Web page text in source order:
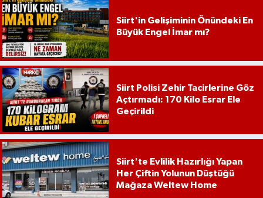
Siirt'in Gelişiminin Önündeki En
Büyük Engel İmar mı?
Siirt Polisi Zehir Tacirlerine Göz
Açtırmadı: 170 Kilo Esrar Ele
Geçirildi
Siirt'te Evlilik Hazırlığı Yapan
Her Çiftin Yolunun Düştüğü
Mağaza Weltew Home